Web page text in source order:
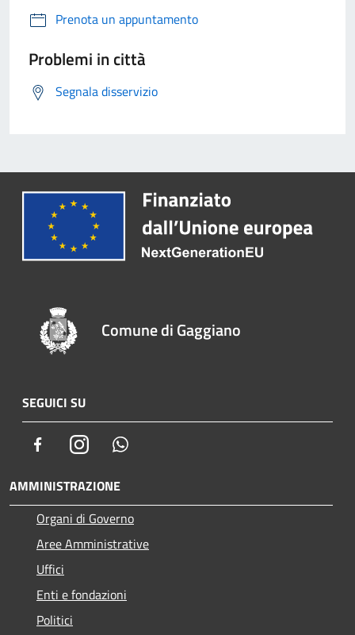
Prenota un appuntamento
Problemi in città
Segnala disservizio
Comune di Gaggiano
SEGUICI SU
FacebookInstagram
AMMINISTRAZIONE
Organi di Governo
Aree Amministrative
Uffici
Enti e fondazioni
Politici